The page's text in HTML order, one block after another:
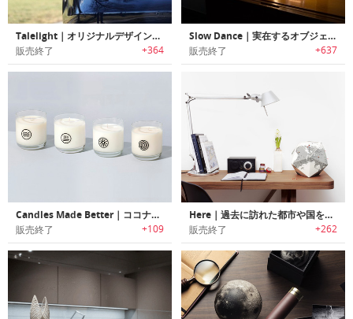
Talelight｜オリジナルデザインをLCDスクリーンに表示可能なバンパーステッカー「テールライト」
販売終了 +364
Slow Dance｜実在するオブジェクトをスローモーションで表示するピクチャーフレーム「スローダンス」
販売終了 +637
Candles Made Better｜ココナッツワックスを使用した地球環境にも優しい幻想的な香りのキャンドル
販売終了 +109
Here｜過去に訪れた都市や国をディスプレイ可能な多面体地球儀
販売終了 +262